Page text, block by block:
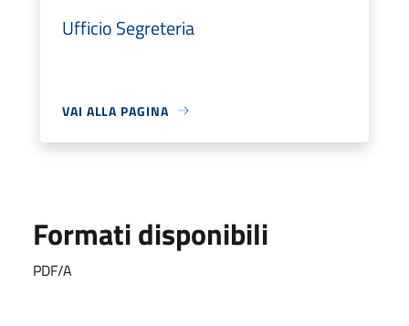
Ufficio Segreteria
VAI ALLA PAGINA
Formati disponibili
PDF/A